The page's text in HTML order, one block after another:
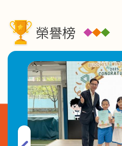
親子電影院．開心集合！
2026-06-04
Roaming Mic Challenge
2026-06-02
有關2026-2027年度小一註冊
2026-06-02
2025-2026年度第二期幼兒
榮譽榜